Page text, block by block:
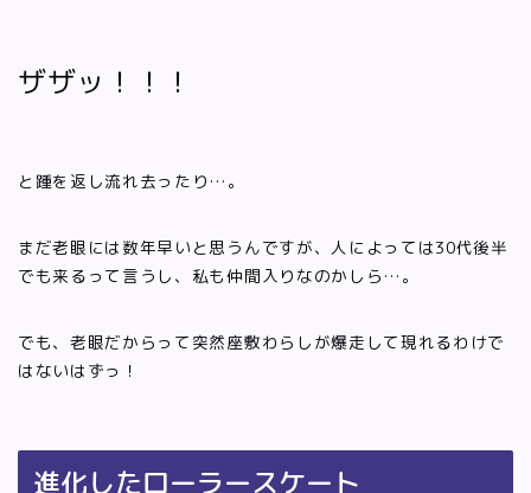
ザザッ！！！
と踵を返し流れ去ったり…。
まだ老眼には数年早いと思うんですが、人によっては30代後半
でも来るって言うし、私も仲間入りなのかしら…。
でも、老眼だからって突然座敷わらしが爆走して現れるわけで
はないはずっ！
進化したローラースケート